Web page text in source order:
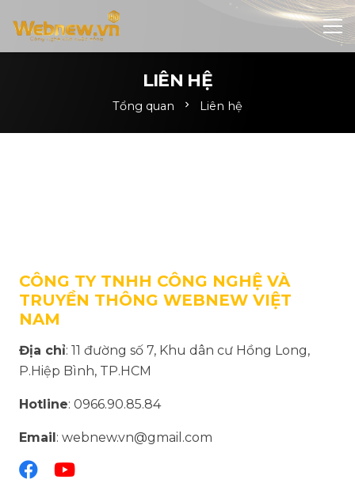
LIÊN HỆ
Tổng quan chevron_right Liên hệ
CÔNG TY TNHH CÔNG NGHỆ VÀ
TRUYỀN THÔNG WEBNEW VIỆT
NAM
Địa chỉ: 11 đường số 7, Khu dân cư Hồng Long,
P.Hiệp Bình, TP.HCM
Hotline: 0966.90.85.84
Email: webnew.vn@gmail.com